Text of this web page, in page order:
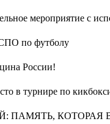
мероприятие с
по футболу
России!
в турнире по
ПАМЯТЬ, КОТОРАЯ